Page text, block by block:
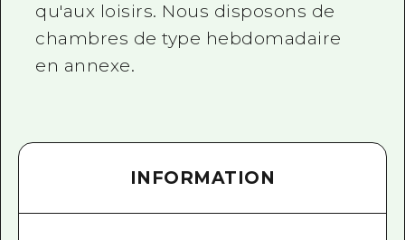
qu'aux loisirs. Nous disposons de
chambres de type hebdomadaire
en annexe.
INFORMATION